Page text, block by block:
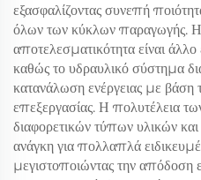
εξασφαλίζοντας συνεπή
όλων των κύκλων παραγωγής. Η
αποτελεσματικότητα είναι
καθώς το υδραυλικό σύστημα
κατανάλωση ενέργειας με βάση
επεξεργασίας. Η πολυτέλεια
διαφορετικών τύπων υλικών
ανάγκη για πολλαπλά
μεγιστοποιώντας την